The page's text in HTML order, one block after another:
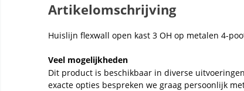
Artikelomschrijving
Huislijn flexwall open kast 3 OH op metalen 4-
Veel mogelijkheden
Dit product is beschikbaar in diverse
exacte opties bespreken we graag persoonlijk